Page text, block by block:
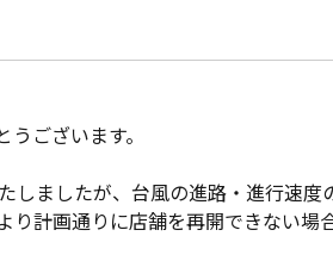
ございます。
しましたが、台風の進路・進行速度
り計画通りに店舗を再開できない場